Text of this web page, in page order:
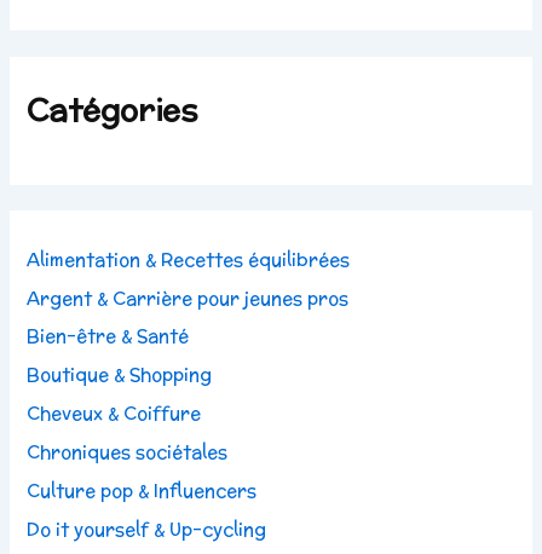
Catégories
Alimentation & Recettes équilibrées
Argent & Carrière pour jeunes pros
Bien-être & Santé
Boutique & Shopping
Cheveux & Coiffure
Chroniques sociétales
Culture pop & Influencers
Do it yourself & Up-cycling